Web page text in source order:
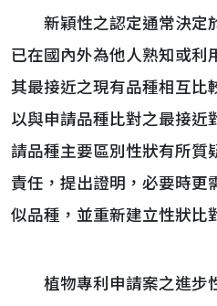
新穎性之認定通常決定
已在國內外為他人熟知或利
其最接近之現有品種相互比
以與申請品種比對之最接近
請品種主要區別性狀有所質
責任，提出證明，必要時更
似品種，並重新建立性狀比
植物專利申請案之進步